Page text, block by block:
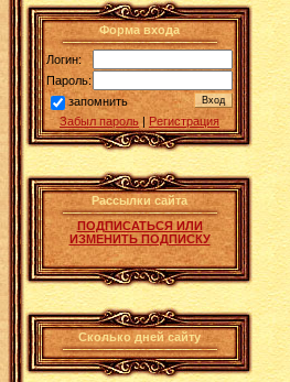
Форма входа
Логин:
Пароль:
запомнить
Забыл пароль | Регистрация
Рассылки сайта
ПОДПИСАТЬСЯ ИЛИ
ИЗМЕНИТЬ ПОДПИСКУ
Сколько дней сайту